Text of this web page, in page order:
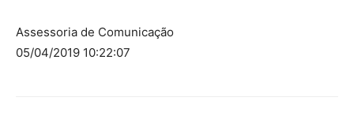
Assessoria de Comunicação
05/04/2019 10:22:07